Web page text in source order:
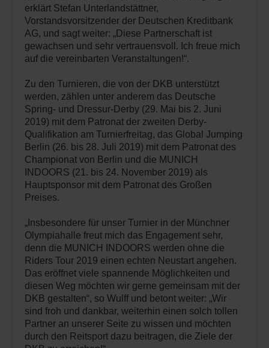
erklärt Stefan Unterlandstättner,
Vorstandsvorsitzender der Deutschen Kreditbank
AG, und sagt weiter: „Diese Partnerschaft ist
gewachsen und sehr vertrauensvoll. Ich freue mich
auf die vereinbarten Veranstaltungen!“.
Zu den Turnieren, die von der DKB unterstützt
werden, zählen unter anderem das Deutsche
Spring- und Dressur-Derby (29. Mai bis 2. Juni
2019) mit dem Patronat der zweiten Derby-
Qualifikation am Turnierfreitag, das Global Jumping
Berlin (26. bis 28. Juli 2019) mit dem Patronat des
Championat von Berlin und die MUNICH
INDOORS (21. bis 24. November 2019) als
Hauptsponsor mit dem Patronat des Großen
Preises.
„Insbesondere für unser Turnier in der Münchner
Olympiahalle freut mich das Engagement sehr,
denn die MUNICH INDOORS werden ohne die
Riders Tour 2019 einen echten Neustart angehen.
Das eröffnet viele spannende Möglichkeiten und
diesen Weg möchten wir gerne gemeinsam mit der
DKB gestalten“, so Wulff und betont weiter: „Wir
sind froh und dankbar, weiterhin einen solch tollen
Partner an unserer Seite zu wissen und möchten
durch den Reitsport dazu beitragen, die Ziele der